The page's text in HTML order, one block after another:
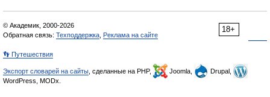
18+
© Академик, 2000-2026
Обратная связь: Техподдержка Реклама на сайте
👣 Путешествия
Экспорт словарей на сайты , сделанные на PHP, Joomla,
Drupal,
WordPress, MODx.